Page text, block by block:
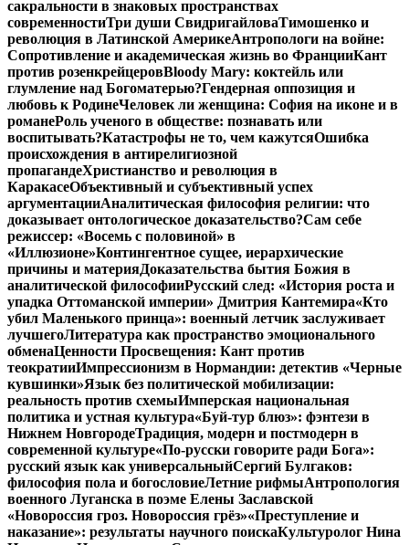
сакральности в знаковых пространствах
современностиТри души СвидригайловаТимошенко и
революция в Латинской АмерикеАнтропологи на войне:
Сопротивление и академическая жизнь во ФранцииКант
против розенкрейцеровBloody Mary: коктейль или
глумление над Богоматерью?Гендерная оппозиция и
любовь к РодинеЧеловек ли женщина: София на иконе и в
романеРоль ученого в обществе: познавать или
воспитывать?Катастрофы не то, чем кажутсяОшибка
происхождения в антирелигиозной
пропагандеХристианство и революция в
КаракасеОбъективный и субъективный успех
аргументацииАналитическая философия религии: что
доказывает онтологическое доказательство?Сам себе
режиссер: «Восемь с половиной» в
«Иллюзионе»Контингентное сущее, иерархические
причины и материяДоказательства бытия Божия в
аналитической философииРусский след: «История роста и
упадка Оттоманской империи» Дмитрия Кантемира«Кто
убил Маленького принца»: военный летчик заслуживает
лучшегоЛитература как пространство эмоционального
обменаЦенности Просвещения: Кант против
теократииИмпрессионизм в Нормандии: детектив «Черные
кувшинки»Язык без политической мобилизации:
реальность против схемыИмперская национальная
политика и устная культура«Буй-тур блюз»: фэнтези в
Нижнем НовгородеТрадиция, модерн и постмодерн в
современной культуре«По-русски говорите ради Бога»:
русский язык как универсальныйСергий Булгаков:
философия пола и богословиеЛетние рифмыАнтропология
военного Луганска в поэме Елены Заславской
«Новороссия гроз. Новороссия грёз»«Преступление и
наказание»: результаты научного поискаКультуролог Нина